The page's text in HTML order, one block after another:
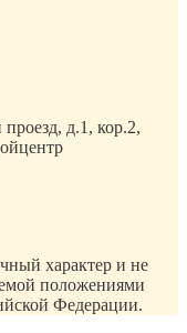
д.1, кор.2,
характер и не
положениями
Федерации.